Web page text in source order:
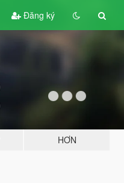
Đăng ký
HƠN